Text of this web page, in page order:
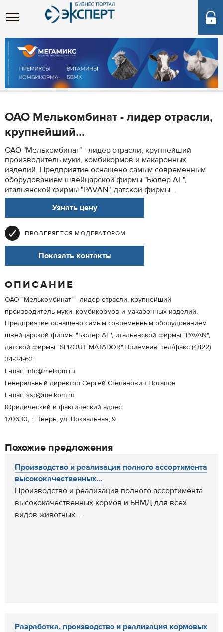
ОАО Мелькомбинат - лидер отрасли,
крупнейший...
ОАО "Мелькомбинат" - лидер отрасли, крупнейший
производитель муки, комбикормов и макаронных
изделий. Предприятие оснащено самым современным
оборудованием швейцарской фирмы "Бюлер АГ",
итальянской фирмы "PAVAN", датской фирмы...
Узнать цену
ПРОВЕРЯЕТСЯ МОДЕРАТОРОМ
Показать контакты
ОПИСАНИЕ
ОАО "Мелькомбинат" - лидер отрасли, крупнейший
производитель муки, комбикормов и макаронных изделий.
Предприятие оснащено самым современным оборудованием
швейцарской фирмы "Бюлер АГ", итальянской фирмы "PAVAN",
датской фирмы "SPROUT MATADOR".Приемная: тел/факс (4822)
34-24-62
E-mail: info@melkom.ru
Генеральный директор Сергей Степанович Потапов
E-mail: ssp@melkom.ru
Юридический и фактический адрес:
170630, г. Тверь, ул. Вокзальная, 9
Похожие предложения
Производство и реализация полного ассортимента
высококачественных...
Производство и реализация полного ассортимента
высококачественных кормов и БВМД для всех
видов животных...
Разработка, производство и реализация кормовых